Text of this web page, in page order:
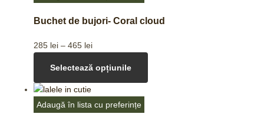
Buchet de bujori- Coral cloud
285 lei – 465 lei
Selectează opțiunile
Adaugă în lista cu preferințe